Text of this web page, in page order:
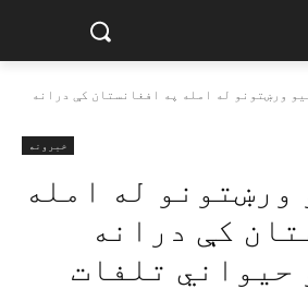
ورښتونو له امله په افغانستان کې درانه
خبرونه
ورښتونو له امله
کې درانه
حیواني تلفات